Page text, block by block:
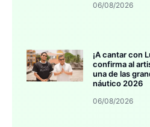
06/08/2026
¡A cantar con
confirma al
una de las
náutico 2026
06/08/2026